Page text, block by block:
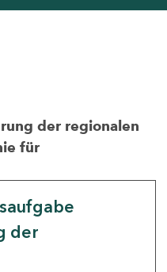
der regionalen
für
der